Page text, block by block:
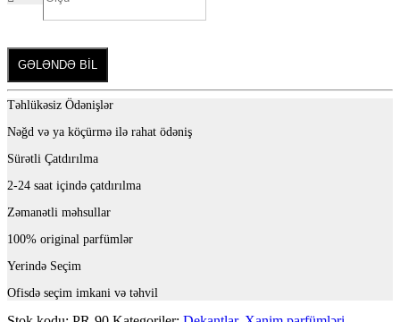
GƏLƏNDƏ BİL
Təhlükəsiz Ödənişlər
Nəğd və ya köçürmə ilə rahat ödəniş
Sürətli Çatdırılma
2-24 saat içində çatdırılma
Zəmanətli məhsullar
100% original parfümlər
Yerində Seçim
Ofisdə seçim imkani və təhvil